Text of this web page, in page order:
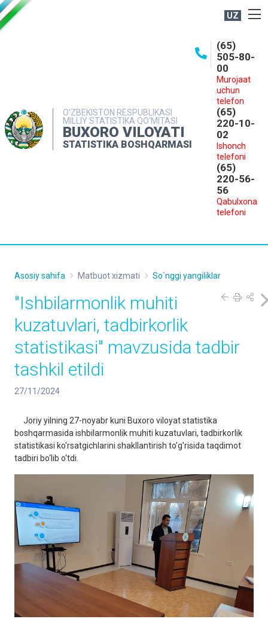
UZ
O‘ZBEKISTON RESPUBLIKASI
MILLIY STATISTIKA QO‘MITASI
BUXORO VILOYATI
STATISTIKA BOSHQARMASI
(65)
505-80-
00
Murojaat
uchun
telefon
(65)
220-10-
02
Ishonch
telefoni
(65)
220-56-
56
Qabulxona
telefoni
MATBUOT XIZMATI
MUROJAATLAR
Asosiy sahifa Matbuot xizmati So`nggi yangiliklar
"Ishbilarmonlik muhiti
kuzatuvlari, tadbirkorlik
statistikasi" mavzusida tadbir
tashkil etildi
27/11/2024
Joriy yilning 27-noyabr kuni Buxoro viloyat statistika
boshqarmasida ishbilarmonlik muhiti kuzatuvlari, tadbirkorlik
statistikasi ko'rsatgichlarini shakllantirish to'g'risida taqdimot
tadbiri bo‘lib o‘tdi.